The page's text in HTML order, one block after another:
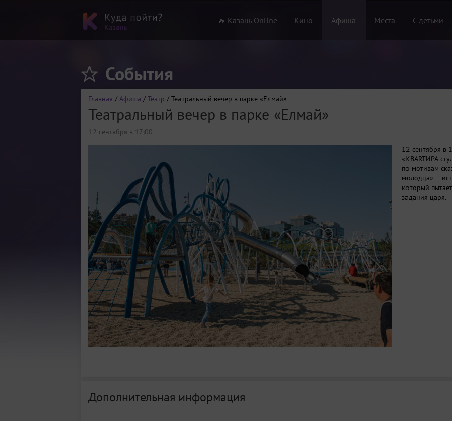
🔥 Казань Online Кино Афиша Места С детьми
События
Главная / Афиша / Театр / Театральный вечер в парке «Елмай»
Театральный вечер в парке «Елмай»
12 сентября в 17:00
12 сентября в
«КВARTИРА-
по мотивам
молодца» —
который
задания царя.
Дополнительная информация